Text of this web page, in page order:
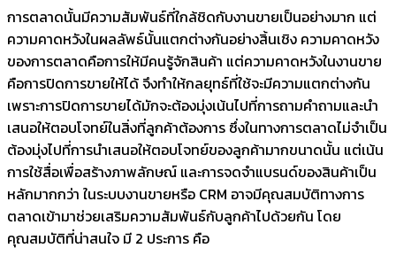
การตลาดนั้นมีความสัมพันธ์ที่ใกล้ชิดกับงานขายเป็นอย่างมาก แต่
ความคาดหวังในผลลัพธ์นั้นแตกต่างกันอย่างสิ้นเชิง ความคาดหวัง
ของการตลาดคือการให้มีคนรู้จักสินค้า แต่ความคาดหวังในงานขาย
คือการปิดการขายให้ได้ จึงทำให้กลยุทธ์ที่ใช้จะมีความแตกต่างกัน
เพราะการปิดการขายได้มักจะต้องมุ่งเน้นไปที่การถามคำถามและนำ
เสนอให้ตอบโจทย์ในสิ่งที่ลูกค้าต้องการ ซึ่งในทางการตลาดไม่จำเป็น
ต้องมุ่งไปที่การนำเสนอให้ตอบโจทย์ของลูกค้ามากขนาดนั้น แต่เน้น
การใช้สื่อเพื่อสร้างภาพลักษณ์ และการจดจำแบรนด์ของสินค้าเป็น
หลักมากกว่า ในระบบงานขายหรือ CRM อาจมีคุณสมบัติทางการ
ตลาดเข้ามาช่วยเสริมความสัมพันธ์กับลูกค้าไปด้วยกัน โดย
คุณสมบัติที่น่าสนใจ มี 2 ประการ คือ